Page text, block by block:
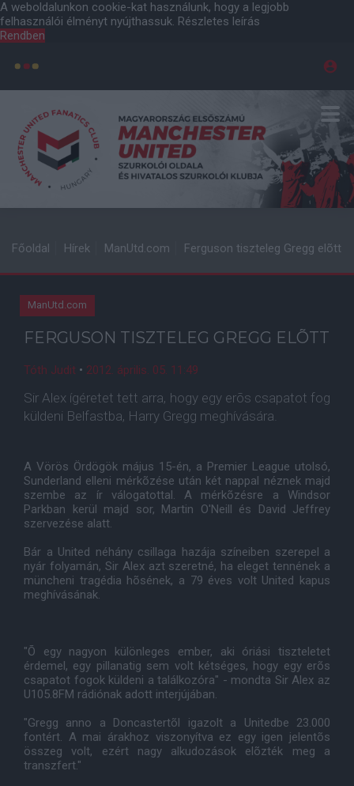
A weboldalunkon cookie-kat használunk, hogy a legjobb
felhasználói élményt nyújthassuk. Részletes leírás
Rendben
Főoldal Hírek ManUtd.com Ferguson tiszteleg Gregg elõtt
ManUtd.com
FERGUSON TISZTELEG GREGG ELÕTT
Tóth Judit • 2012. április. 05. 11:49
Sir Alex ígéretet tett arra, hogy egy erõs csapatot fog
küldeni Belfastba, Harry Gregg meghívására.
A Vörös Ördögök május 15-én, a Premier League utolsó,
Sunderland elleni mérkõzése után két nappal néznek majd
szembe az ír válogatottal. A mérkõzésre a Windsor
Parkban kerül majd sor, Martin O'Neill és David Jeffrey
szervezése alatt.
Bár a United néhány csillaga hazája színeiben szerepel a
nyár folyamán, Sir Alex azt szeretné, ha eleget tennének a
müncheni tragédia hõsének, a 79 éves volt United kapus
meghívásának.
"Õ egy nagyon különleges ember, aki óriási tiszteletet
érdemel, egy pillanatig sem volt kétséges, hogy egy erõs
csapatot fogok küldeni a találkozóra" - mondta Sir Alex az
U105.8FM rádiónak adott interjújában.
"Gregg anno a Doncastertõl igazolt a Unitedbe 23.000
fontért. A mai árakhoz viszonyítva ez egy igen jelentõs
összeg volt, ezért nagy alkudozások elõzték meg a
transzfert."